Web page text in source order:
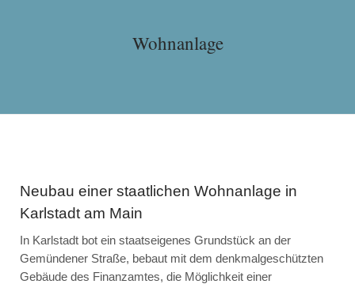
Wohnanlage
Neubau einer staatlichen Wohnanlage in
Karlstadt am Main
In Karlstadt bot ein staatseigenes Grundstück an der
Gemündener Straße, bebaut mit dem denkmalgeschützten
Gebäude des Finanzamtes, die Möglichkeit einer